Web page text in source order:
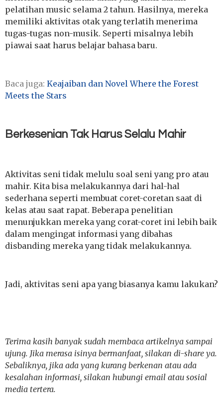
pelatihan music selama 2 tahun. Hasilnya, mereka
memiliki aktivitas otak yang terlatih menerima
tugas-tugas non-musik. Seperti misalnya lebih
piawai saat harus belajar bahasa baru.
Baca juga: Keajaiban dan Novel Where the Forest
Meets the Stars
Berkesenian Tak Harus Selalu Mahir
Aktivitas seni tidak melulu soal seni yang pro atau
mahir. Kita bisa melakukannya dari hal-hal
sederhana seperti membuat coret-coretan saat di
kelas atau saat rapat. Beberapa penelitian
menunjukkan mereka yang corat-coret ini lebih baik
dalam mengingat informasi yang dibahas
disbanding mereka yang tidak melakukannya.
Jadi, aktivitas seni apa yang biasanya kamu lakukan?
Terima kasih banyak sudah membaca artikelnya sampai
ujung. Jika merasa isinya bermanfaat, silakan di-share ya.
Sebaliknya, jika ada yang kurang berkenan atau ada
kesalahan informasi, silakan hubungi email atau sosial
media tertera.